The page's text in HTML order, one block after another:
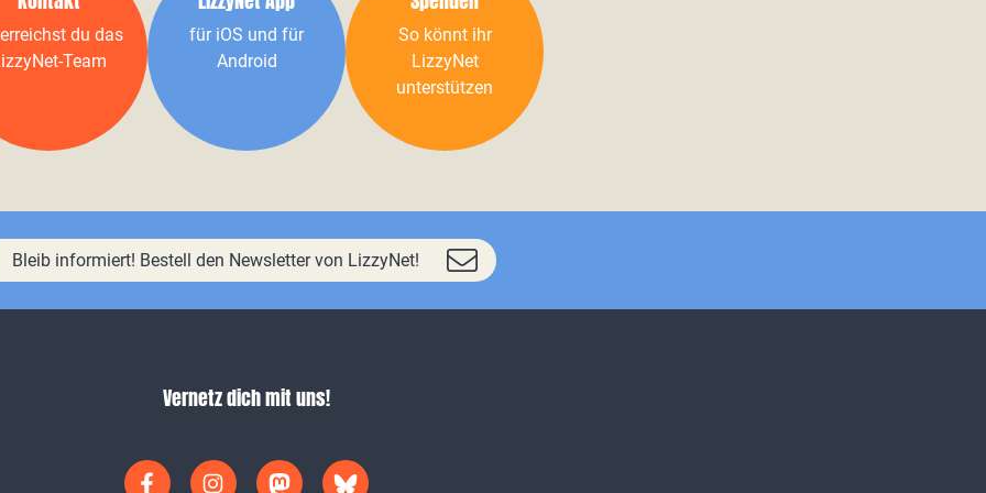
du das
Team
für iOS und für
Android
So könnt ihr
LizzyNet
unterstützen
Bleib informiert! Bestell den Newsletter von LizzyNet!
Vernetz dich mit uns!